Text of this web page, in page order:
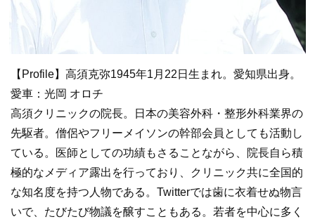
【Profile】高須克弥1945年1月22日生まれ。愛知県出身。
愛車：光岡 オロチ
高須クリニックの院長。日本の美容外科・整形外科業界の
先駆者。僧侶やフリーメイソンの幹部会員としても活動し
ている。医師としての功績もさることながら、院長自ら積
極的なメディア露出を行っており、クリニック共に全国的
な知名度を持つ人物である。Twitterでは歯に衣着せぬ物言
いで、たびたび物議を醸すこともある。若者を中心に多く